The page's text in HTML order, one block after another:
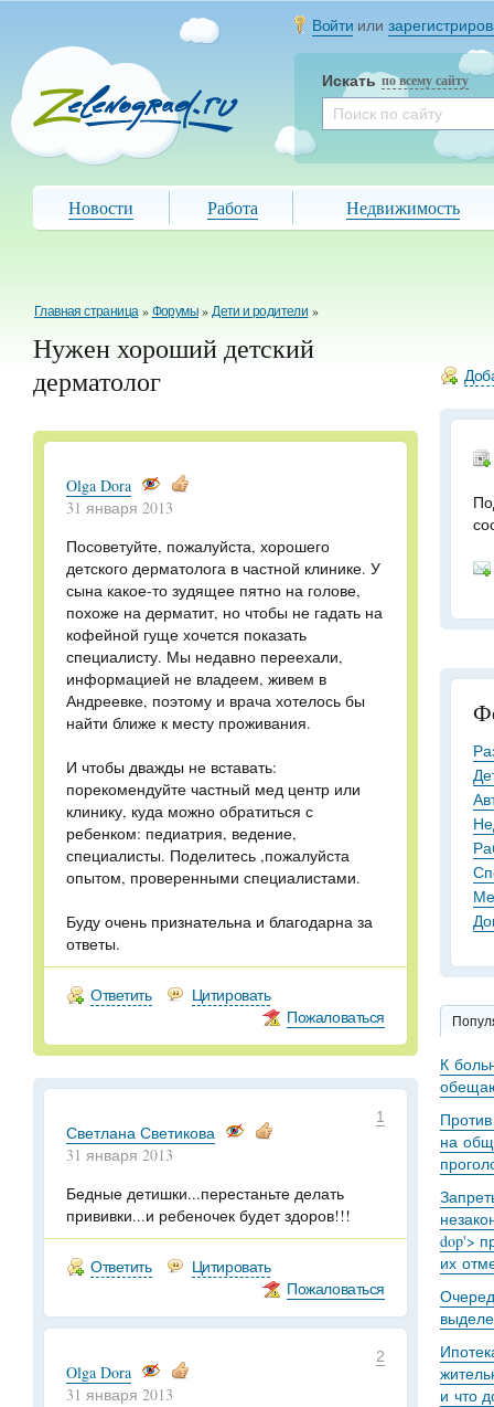
Войти или
Искать по всему сайту
Новости Работа Недвижимость
Главная страница »Форумы» Дети и родители »
Нужен хороший детский
дерматолог
Olga Dora
31 января 2013
Посоветуйте, пожалуйста, хорошего
детского дерматолога в частной клинике. У
сына какое-то зудящее пятно на голове,
похоже на дерматит, но чтобы не гадать на
кофейной гуще хочется показать
специалисту. Мы недавно переехали,
информацией не владеем, живем в
Андреевке, поэтому и врача хотелось бы
найти ближе к месту проживания.
И чтобы дважды не вставать:
порекомендуйте частный мед центр или
клинику, куда можно обратиться с
ребенком: педиатрия, ведение,
специалисты. Поделитесь ,пожалуйста
опытом, проверенными специалистами.
Буду очень признательна и благодарна за
ответы.
Ответить
Цитировать
Пожаловаться
1
Светлана Светикова
31 января 2013
Бедные детишки...перестаньте делать
прививки...и ребеночек будет здоров!!!
Ответить
Цитировать
Пожаловаться
2
Olga Dora
31 января 2013
К
на
dop'>
их
и что